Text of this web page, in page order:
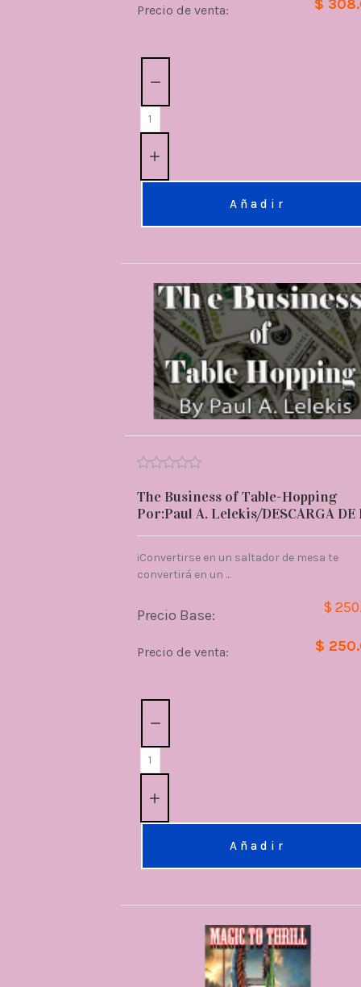
Precio de venta: $
Añadir
The Business of Table-Hopping
Por:Paul A. Lelekis/DESCARGA DE
¡Convertirse en un saltador de mesa te
convertirá en un ...
Precio Base: $
Precio de venta: $
Añadir